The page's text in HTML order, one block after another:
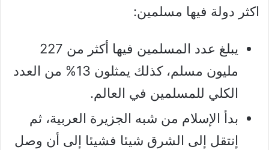
اكثر دولة فيها مسلمين:
يبلغ عدد المسلمين فيها أكثر من 227
مليون مسلم، كذلك يمثلون 13% من العدد
الكلي للمسلمين في العالم.
بدأ الإسلام من شبه الجزيرة العربية، ثم
إنتقل إلى الشرق شيئا فشيئا إلى أن وصل